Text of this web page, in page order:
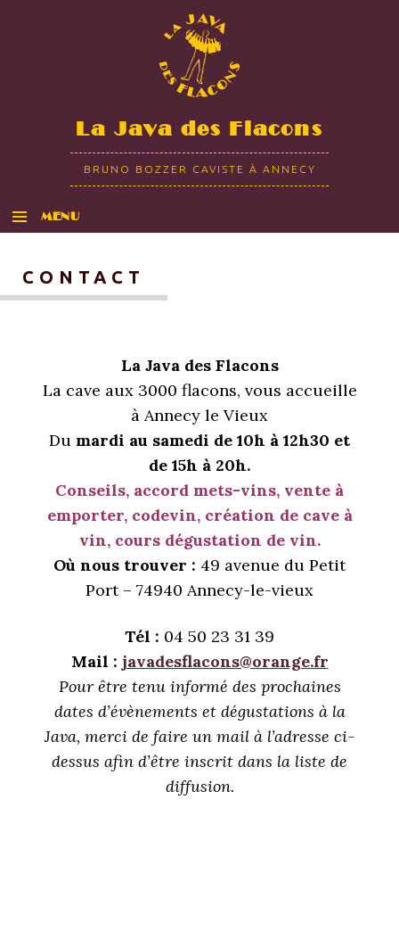
La Java des Flacons
BRUNO BOZZER CAVISTE À ANNECY
MENU
CONTACT
La Java des Flacons
La cave aux 3000 flacons, vous accueille
à Annecy le Vieux
Du mardi au samedi de 10h à 12h30 et
de 15h à 20h.
Conseils, accord mets-vins, vente à
emporter, codevin, création de cave à
vin, cours dégustation de vin.
Où nous trouver : 49 avenue du Petit
Port – 74940 Annecy-le-vieux
Tél : 04 50 23 31 39
Mail : javadesflacons@orange.fr
Pour être tenu informé des prochaines
dates d’évènements et dégustations à la
Java, merci de faire un mail à l’adresse ci-
dessus afin d’être inscrit dans la liste de
diffusion.